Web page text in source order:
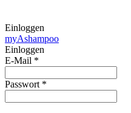
Einloggen
myAshampoo
Einloggen
E-Mail *
Passwort *